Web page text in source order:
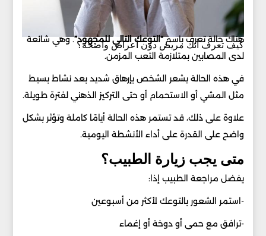
كيف تعرف أنك مريض دون أعراض واضحة؟
هناك حالة تعرف باسم“التوعك التالي للمجهود”. وهي شائعة
لدى المصابين بمتلازمة التعب المزمن.
في هذه الحالة يشعر الشخص بإرهاق شديد بعد نشاط بسيط
مثل المشي أو الاستحمام أو حتى التركيز الذهني لفترة طويلة.
علاوة على ذلك، قد تستمر هذه الحالة أيامًا كاملة وتؤثر بشكل
واضح على القدرة على أداء الأنشطة اليومية.
متى يجب زيارة الطبيب؟
يفضل مراجعة الطبيب إذا:
-استمر الشعور بالتوعك لأكثر من أسبوعين
-ترافق مع حمى أو دوخة أو إغماء